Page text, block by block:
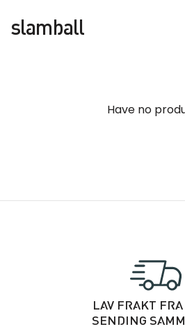
slamball
Have no
LAV FRAKT
SENDING